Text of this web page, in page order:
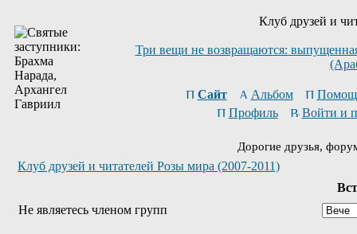
Клуб друзей и
Три вещи не возвращаются:
Сайт Альбом
Профиль
Войти и
Дорогие друзья,
Клуб друзей и читателей Розы мира (2007-2011)
Не являетесь членом групп